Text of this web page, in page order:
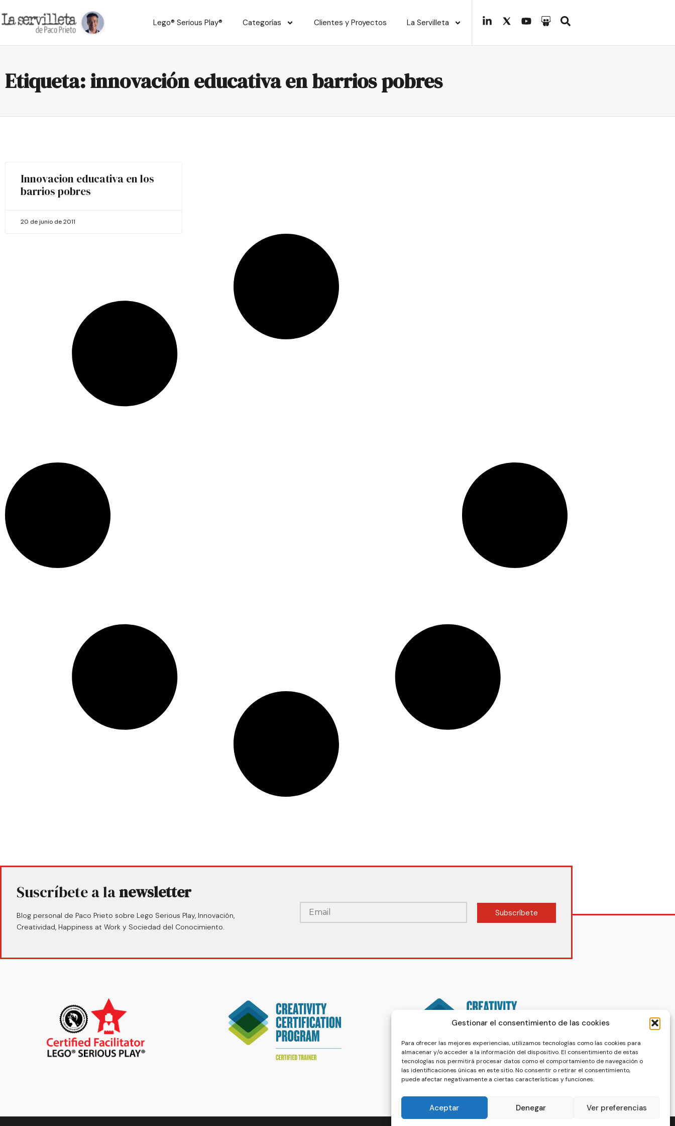
Gestionar el consentimiento de las cookies
Para ofrecer las mejores experiencias, utilizamos tecnologías como las cookies para
almacenar y/o acceder a la información del dispositivo. El consentimiento de estas
tecnologías nos permitirá procesar datos como el comportamiento de navegación o
las identificaciones únicas en este sitio. No consentir o retirar el consentimiento,
puede afectar negativamente a ciertas características y funciones.
Aceptar Denegar Ver preferencias
Lego® Serious Play® Categorías Clientes y Proyectos La Servilleta
Etiqueta: innovación educativa en barrios pobres
Innovacion educativa en los
barrios pobres
20 de junio de 2011
Suscríbete a lanewsletter
Blog personal de Paco Prieto sobre Lego Serious Play, Innovación,
Creatividad, Happiness at Work y Sociedad del Conocimiento.
Subscríbete